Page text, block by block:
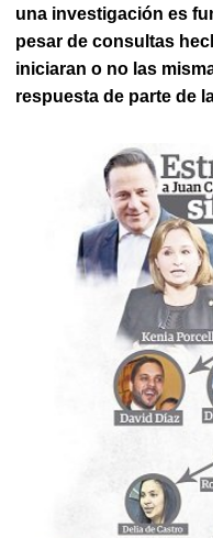
una investigación es
pesar de consultas
iniciaran o no las
respuesta de parte de